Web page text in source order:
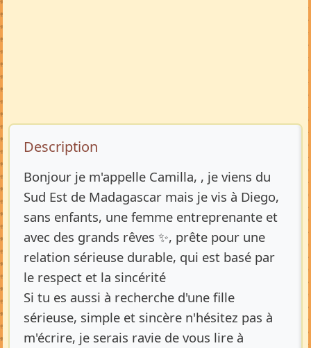
Description de l’annonce
Description
Bonjour je m'appelle Camilla, , je viens du
Sud Est de Madagascar mais je vis à Diego,
sans enfants, une femme entreprenante et
avec des grands rêves ✨, prête pour une
relation sérieuse durable, qui est basé par
le respect et la sincérité
Si tu es aussi à recherche d'une fille
sérieuse, simple et sincère n'hésitez pas à
m'écrire, je serais ravie de vous lire à